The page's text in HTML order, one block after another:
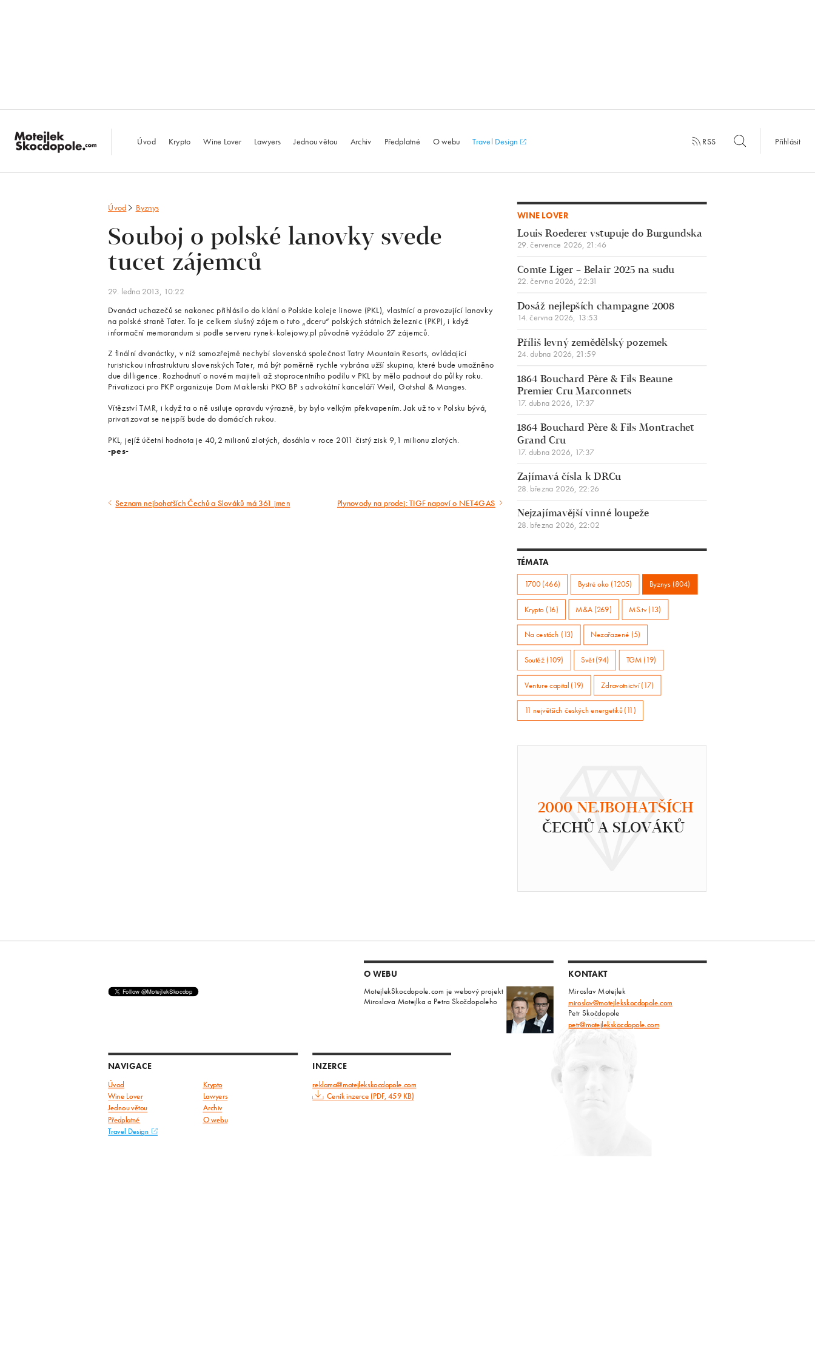
MotejlekSkocdopole.com
Úvod Krypto Wine Lover Lawyers Jednou větou Archiv Předplatné O webu Travel Design RSS Přihlásit
Úvod Byznys
Souboj o polské lanovky svede
tucet zájemců
29. ledna 2013, 10:22
Dvanáct uchazečů se nakonec přihlásilo do klání o Polskie koleje linowe (PKL), vlastnící a provozující lanovky
na polské straně Tater. To je celkem slušný zájem o tuto „dceru“ polských státních železnic (PKP), i když
informační memorandum si podle serveru rynek-kolejowy.pl původně vyžádalo 27 zájemců.
Z finální dvanáctky, v níž samozřejmě nechybí slovenská společnost Tatry Mountain Resorts, ovládající
turistickou infrastrukturu slovenských Tater, má být poměrně rychle vybrána užší skupina, které bude umožněno
due dilligence. Rozhodnutí o novém majiteli až stoprocentního podílu v PKL by mělo padnout do půlky roku.
Privatizaci pro PKP organizuje Dom Maklerski PKO BP s advokátní kanceláří Weil, Gotshal & Manges.
Vítězství TMR, i když ta o ně usiluje opravdu výrazně, by bylo velkým překvapením. Jak už to v Polsku bývá,
privatizovat se nejspíš bude do domácích rukou.
PKL, jejíž účetní hodnota je 40,2 milionů zlotých, dosáhla v roce 2011 čistý zisk 9,1 milionu zlotých.
-pes-
Předcházející
Seznam nejbohatších Čechů a Slováků má 361 jmen
Následující
Plynovody na prodej: TIGF napoví o NET4GAS
WINE LOVER
Louis Roederer vstupuje do Burgundska
29. července 2026, 21:46
Comte Liger – Belair 2025 na sudu
22. června 2026, 22:31
Dosáž nejlepších champagne 2008
14. června 2026, 13:53
Příliš levný zemědělský pozemek
24. dubna 2026, 21:59
1864 Bouchard Père & Fils Beaune
Premier Cru Marconnets
17. dubna 2026, 17:37
1864 Bouchard Père & Fils Montrachet
Grand Cru
17. dubna 2026, 17:37
Zajímavá čísla k DRCu
28. března 2026, 22:26
Nejzajímavější vinné loupeže
28. března 2026, 22:02
TÉMATA
1700 (466) Bystré oko (1205) Byznys (804)
Krypto (16) M&A (269) MS.tv (13)
Na cestách (13) Nezařazené (5)
Soutěž (109) Svět (94) TGM (19)
Venture capital (19) Zdravotnictví (17)
11 největších českých energetiků (11)
2000 NEJBOHATŠÍCH
ČECHŮ A SLOVÁKŮ
O WEBU
MotejlekSkocdopole.com je webový projekt
Miroslava Motejlka a Petra Skočdopoleho
KONTAKT
Miroslav Motejlek
miroslav@motejlekskocdopole.com
Petr Skočdopole
petr@motejlekskocdopole.com
NAVIGACE
Úvod Krypto
Wine Lover
Lawyers
Jednou větou
Archiv
Předplatné O webu
Travel Design
INZERCE
reklama@motejlekskocdopole.com
Ceník inzerce (PDF, 459 KB)